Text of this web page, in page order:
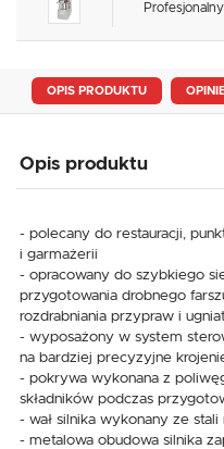
OPIS PRODUKTU
Opis produktu
- polecany do restauracji,
i garmażerii
- opracowany do szybkiego
przygotowania drobnego
rozdrabniania przypraw i
- wyposażony w system
na bardziej precyzyjne
- pokrywa wykonana z
składników podczas
- wał silnika wykonany ze
- metalowa obudowa silnika